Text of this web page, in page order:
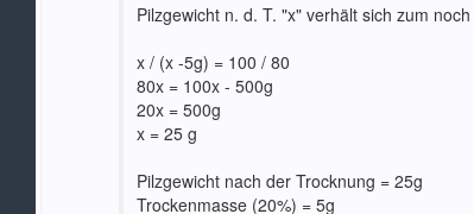
Pilzgewicht n. d. T. "x" verhält sich zum
x / (x -5g) = 100 / 80
80x = 100x - 500g
20x = 500g
x = 25 g
Pilzgewicht nach der Trocknung = 25g
Trockenmasse (20%) = 5g